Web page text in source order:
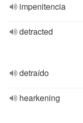
impenitencia
detracted
detraído
hearkening